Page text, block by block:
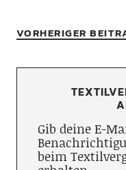
VORHERIGER
Gib deine E-
beim